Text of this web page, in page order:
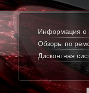
Информация о
Обзоры по
Дисконтная